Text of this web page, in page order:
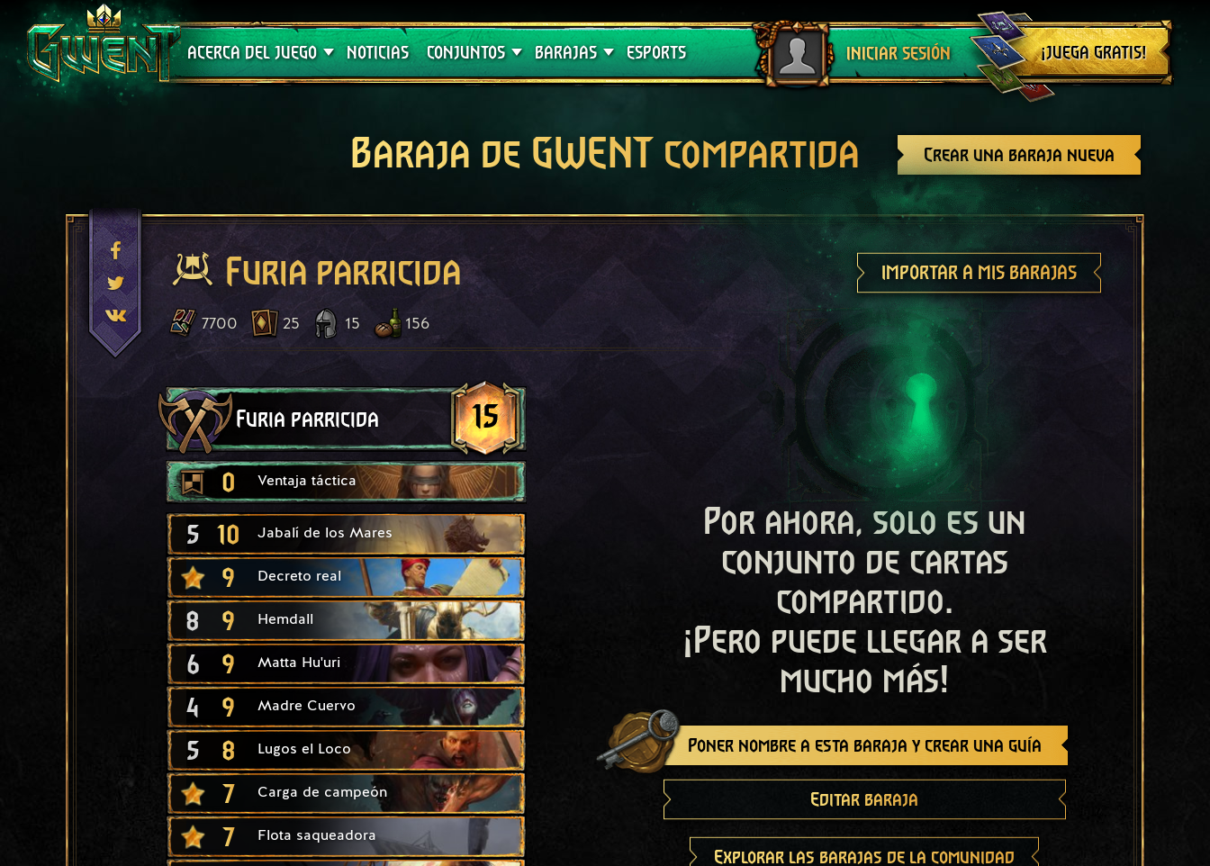
ACERCA DEL JUEGO
Soporte técnico
NOTICIAS CONJUNTOS
Crimson Curse
BARAJAS
Guías de barajas
ESPORTS INICIAR SESIÓN
Cerrar sesión
¡JUEGA GRATIS!
Crear una baraja nueva
Baraja de GWENT compartida
Furia parricida IMPORTAR A MIS BARAJAS
7700 25 15 156
Furia parricida 15
0 Ventaja táctica
5 10 Jabalí de los Mares
9 Decreto real
8 9 Hemdall
6 9 Matta Hu'uri
4 9 Madre Cuervo
5 8 Lugos el Loco
7 Carga de campeón
7 Flota saqueadora
Por ahora, solo es un
conjunto de cartas
compartido.
¡Pero puede llegar a ser
mucho más!
Poner nombre a esta baraja y crear una guía
Editar baraja
Explorar las barajas de la comunidad